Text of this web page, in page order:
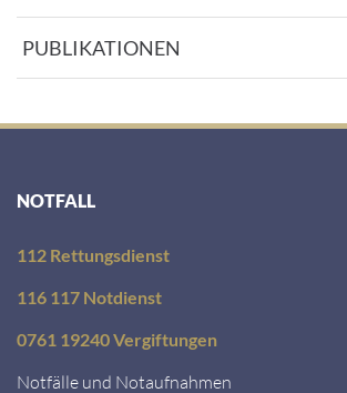
PUBLIKATIONEN
NOTFALL
112 Rettungsdienst
116 117 Notdienst
0761 19240 Vergiftungen
Notfälle und Notaufnahmen